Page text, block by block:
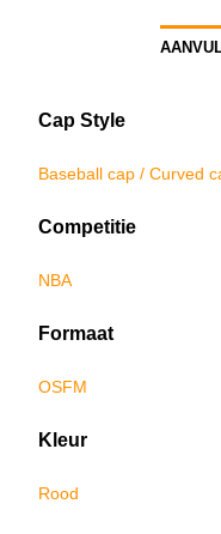
Cap Style
Baseball cap / Curved
Competitie
NBA
Formaat
OSFM
Kleur
Rood